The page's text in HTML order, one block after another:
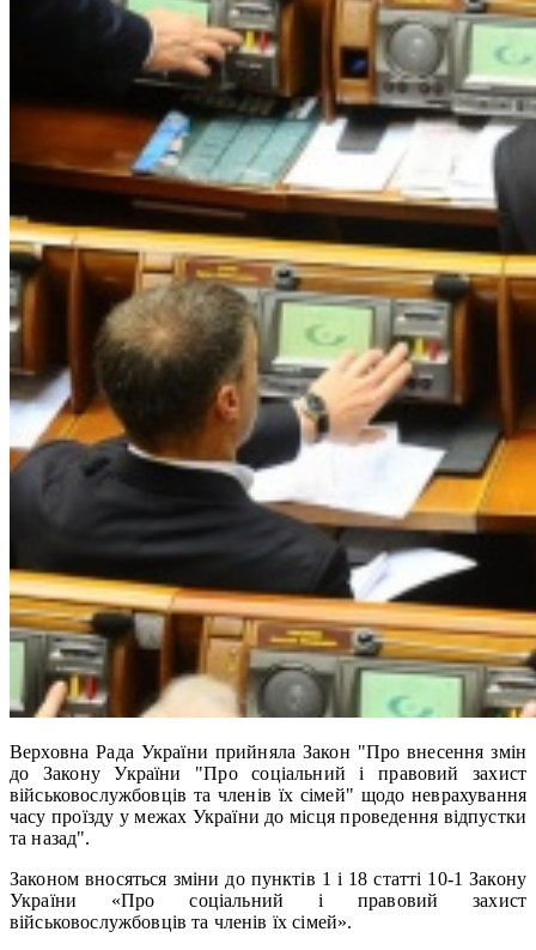
Верховна Рада України прийняла Закон "Про внесення змін
до Закону України "Про соціальний і правовий захист
військовослужбовців та членів їх сімей" щодо неврахування
часу проїзду у межах України до місця проведення відпустки
та назад".
Законом вносяться зміни до пунктів 1 і 18 статті 10-1 Закону
України «Про соціальний і правовий захист
військовослужбовців та членів їх сімей».